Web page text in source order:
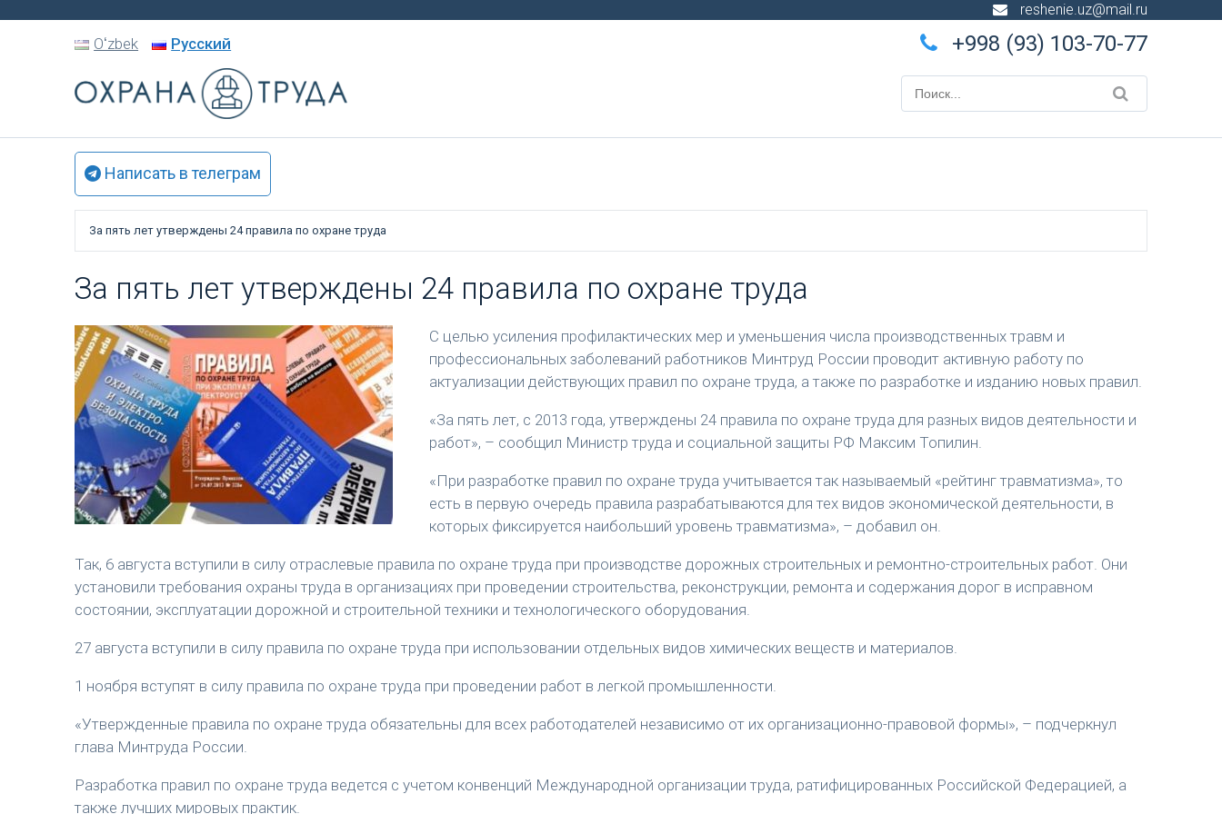
reshenie.uz@mail.ru
Oʻzbek Русский +998 (93) 103-70-77
Написать в телеграм
За пять лет утверждены 24 правила по охране труда
За пять лет утверждены 24 правила по охране труда
С целью усиления профилактических мер и уменьшения числа производственных травм и
профессиональных заболеваний работников Минтруд России проводит активную работу по
актуализации действующих правил по охране труда, а также по разработке и изданию новых правил.
«За пять лет, с 2013 года, утверждены 24 правила по охране труда для разных видов деятельности и
работ», – сообщил Министр труда и социальной защиты РФ Максим Топилин.
«При разработке правил по охране труда учитывается так называемый «рейтинг травматизма», то
есть в первую очередь правила разрабатываются для тех видов экономической деятельности, в
которых фиксируется наибольший уровень травматизма», – добавил он.
Так, 6 августа вступили в силу отраслевые правила по охране труда при производстве дорожных строительных и ремонтно-строительных работ. Они
установили требования охраны труда в организациях при проведении строительства, реконструкции, ремонта и содержания дорог в исправном
состоянии, эксплуатации дорожной и строительной техники и технологического оборудования.
27 августа вступили в силу правила по охране труда при использовании отдельных видов химических веществ и материалов.
1 ноября вступят в силу правила по охране труда при проведении работ в легкой промышленности.
«Утвержденные правила по охране труда обязательны для всех работодателей независимо от их организационно-правовой формы», – подчеркнул
глава Минтруда России.
Разработка правил по охране труда ведется с учетом конвенций Международной организации труда, ратифицированных Российской Федерацией, а
также лучших мировых практик.